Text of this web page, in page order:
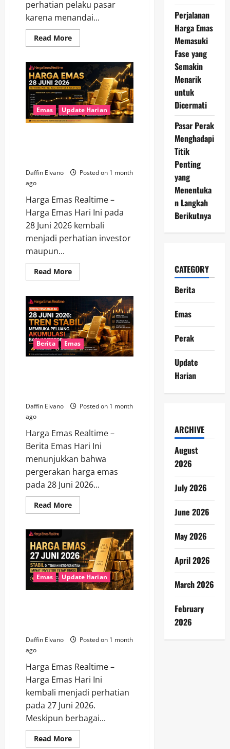
perhatian pelaku pasar
karena menandai...
Read MoreRead
more
30
Juni
2026
Menjadi
Fokus
Investor
di
Tengah
Emas Update Harian
Daffin Elvano
Posted on 1 month
ago
Harga Emas Realtime –
Harga Emas Hari Ini pada
28 Juni 2026 kembali
menjadi perhatian investor
maupun...
Read MoreRead
more
28
Juni
2026
Menjadi
Referensi
Penting
bagi
Investor
Berita Emas
Daffin Elvano
Posted on 1 month
ago
Harga Emas Realtime –
Berita Emas Hari Ini
menunjukkan bahwa
pergerakan harga emas
pada 28 Juni 2026...
Read MoreRead
more
28
Juni
2026:
Tren
Stabil
Membuka
Peluang
Akumulasi
Emas Update Harian
Daffin Elvano
Posted on 1 month
ago
Harga Emas Realtime –
Harga Emas Hari Ini
kembali menjadi perhatian
pada 27 Juni 2026.
Meskipun berbagai...
Read MoreRead
more
Perjalanan
Harga Emas
Memasuki
Fase yang
Semakin
Menarik
untuk
Dicermati
Pasar Perak
Menghadapi
Titik
Penting
yang
Menentuka
n Langkah
Berikutnya
CATEGORY
Berita
Emas
Perak
Update
Harian
ARCHIVE
August
2026
July 2026
June 2026
May 2026
April 2026
March 2026
February
2026